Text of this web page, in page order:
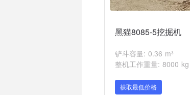
黑猫8085-5挖掘机
铲斗容量: 0.36 m³
整机工作重量: 8000 kg
获取最低价格